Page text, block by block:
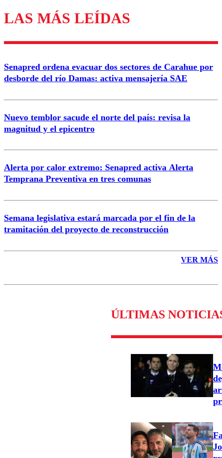
Los comentarios son moderados para garantizar un
diálogo respetuoso.
Correo
LAS MÁS LEÍDAS
Senapred ordena evacuar dos sectores de Carahue por
desborde del río Damas: activa mensajería SAE
Nuevo temblor sacude el norte del país: revisa la
magnitud y el epicentro
Alerta por calor extremo: Senapred activa Alerta
Temprana Preventiva en tres comunas
Semana legislativa estará marcada por el fin de la
tramitación del proyecto de reconstrucción
VER MÁS
ÚLTIMAS